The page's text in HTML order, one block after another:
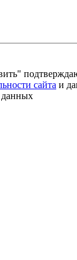
сайта и
данных